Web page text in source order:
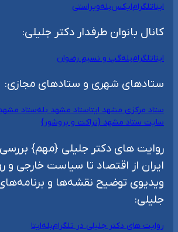
ایتاتلگرامایکسبلهویراستی
کانال بانوان طرفدار دکتر جلیلی:
ایتاتلگرامبلهگپ و نسیم رضوان
ستادهای شهری و ستادهای مجازی:
ستاد مرکزی مشهد ایتاستاد مشهد بلهستاد
سایت ستاد مشهد {تراکت و بروشور}
ویدیوی توضیح نقشه‌ها و
جلیلی:
روایت های دکتر جلیلی در تلگرامبلهایتا